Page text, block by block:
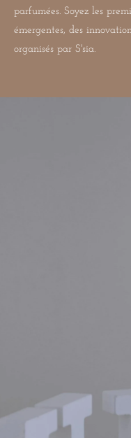
parfumées. Soyez les
émergentes, des
organisés par S'sia.